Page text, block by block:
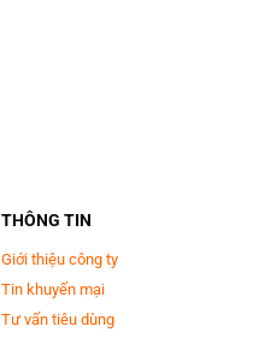
THÔNG TIN
Giới thiệu công ty
Tin khuyến mại
Tư vấn tiêu dùng